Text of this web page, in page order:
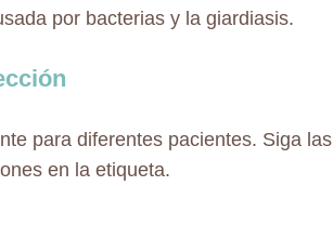
por bacterias y la giardiasis.
para diferentes pacientes. Siga las
en la etiqueta.